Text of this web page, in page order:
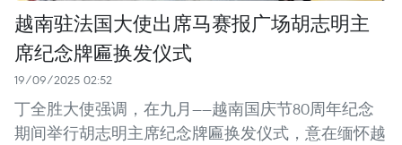
越南驻法国大使出席马赛报广场胡志明主
席纪念牌匾换发仪式
19/09/2025 02:52
丁全胜大使强调，在九月——越南国庆节80周年纪念
期间举行胡志明主席纪念牌匾换发仪式，意在缅怀越